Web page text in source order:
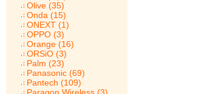
Olive (35)
Onda (15)
ONEXT (1)
OPPO (3)
Orange (16)
ORSiO (3)
Palm (23)
Panasonic (69)
Pantech (109)